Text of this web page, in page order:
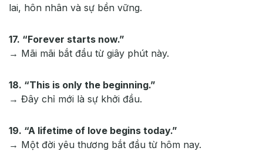
lai, hôn nhân và sự bền vững.
17. “Forever starts now.”
→ Mãi mãi bắt đầu từ giây phút này.
18. “This is only the beginning.”
→ Đây chỉ mới là sự khởi đầu.
19. “A lifetime of love begins today.”
→ Một đời yêu thương bắt đầu từ hôm nay.